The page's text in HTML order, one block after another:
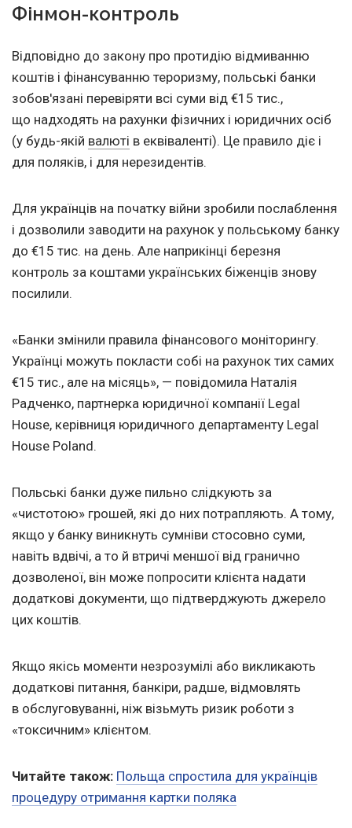
Фінмон-контроль
Відповідно до закону про протидію відмиванню
коштів і фінансуванню тероризму, польські банки
зобов'язані перевіряти всі суми від €15 тис.,
що надходять на рахунки фізичних і юридичних осіб
(у будь-якій валюті в еквіваленті). Це правило діє і
для поляків, і для нерезидентів.
Для українців на початку війни зробили послаблення
і дозволили заводити на рахунок у польському банку
до €15 тис. на день. Але наприкінці березня
контроль за коштами українських біженців знову
посилили.
«Банки змінили правила фінансового моніторингу.
Українці можуть покласти собі на рахунок тих самих
€15 тис., але на місяць», — повідомила Наталія
Радченко, партнерка юридичної компанії Legal
House, керівниця юридичного департаменту Legal
House Poland.
Польські банки дуже пильно слідкують за
«чистотою» грошей, які до них потрапляють. А тому,
якщо у банку виникнуть сумніви стосовно суми,
навіть вдвічі, а то й втричі меншої від гранично
дозволеної, він може попросити клієнта надати
додаткові документи, що підтверджують джерело
цих коштів.
Якщо якісь моменти незрозумілі або викликають
додаткові питання, банкіри, радше, відмовлять
в обслуговуванні, ніж візьмуть ризик роботи з
«токсичним» клієнтом.
Читайте також: Польща спростила для українців
процедуру отримання картки поляка